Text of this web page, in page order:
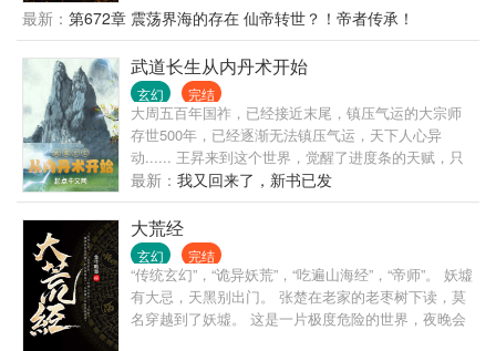
现代电磁力，开发电磁修行法！点燃人体核聚变之
火，成为核爆真仙！祛除病症！！ 第二次模拟： 叮！
您觉醒了大千星辰世界之眼。 模拟上古西游神话时
代，开发出恒星人体聚变之法！ 以斗争求得仙佛大团
结，一起对抗世界末劫天意化身…… 第四次模拟，您
降临血脉宇宙，血脉为永恒至高，需要创造大道，成
就大道之祖的郑乐以破格+10悟性，重续气血武道断
路，让众生修武掌握超凡！ 血脉不再永恒，凡人逆流
而上与武道之祖郑乐站在一起，抗击无上末日！ 第五
身无上光明，祛除一切邪恶！ 第七次模拟您成为了一
名科学家，研究无数科技理论，制造出了超级人工智
能天网。 在银河系面临外部攻击的时刻，天网与天网
之父郑乐，一起打造了一百亿能远程连接星空战舰，
机甲的头盔。 让第四天灾·玩家出笼。 第九次模拟，
最新： 第672章 震荡界海的存在 仙帝转世？！帝者传承！
武道长生从内丹术开始
玄幻 完结
大周五百年国祚，已经接近末尾，镇压气运的大宗师
存世500年，已经逐渐无法镇压气运，天下人心异
动...... 王昇来到这个世界，觉醒了进度条的天赋，只
要技能进度条达到满级突破，能将一切化为可能！ 气
运宗师活500年，他修炼前世的内丹术，挖掘人体大
药，寿命怎么得也得翻个十倍吧？ 不过在挖掘人体大
药前，先得种植菊花药材交货，这样才能保住自己
的…… 果然，想要靠前世的功法长生，就得先把刻入
DNA的种植点满！ ———————— 这是一个以八段
锦奠基，内丹术为根本法，坐看天下风云的长生故
事……
最新： 我又回来了，新书已发
大荒经
玄幻 完结
“传统玄幻”，“诡异妖荒”，“吃遍山海经”，“帝师”。 妖墟
有大忌，天黑别出门。 张楚在老家的老枣树下读，莫
名穿越到了妖墟。 这是一片极度危险的世界，夜晚会